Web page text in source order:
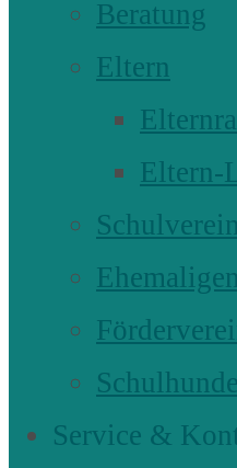
Beratung
Eltern
Eltern-
Schulhunde
Service &